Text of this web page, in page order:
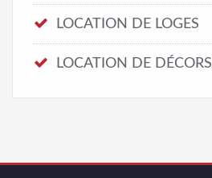
LOCATION DE LOGES
LOCATION DE DÉCORS